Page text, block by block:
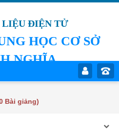
ĐIỆN TỬ
HỌC CƠ SỞ
NGHĨA
Bài giảng)